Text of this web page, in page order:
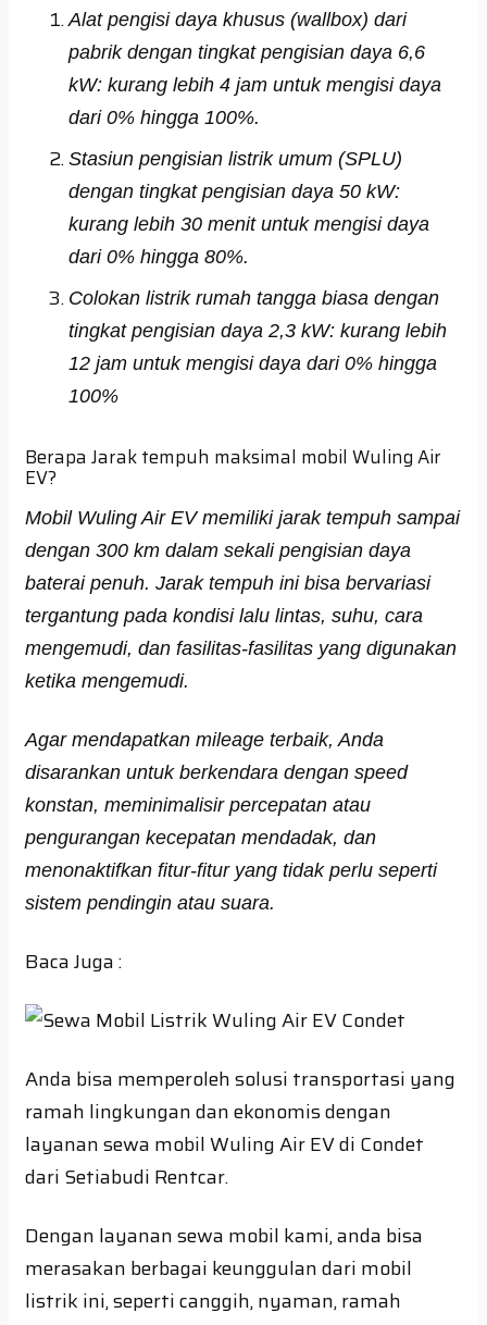
Alat pengisi daya khusus (wallbox) dari
pabrik dengan tingkat pengisian daya 6,6
kW: kurang lebih 4 jam untuk mengisi daya
dari 0% hingga 100%.
Stasiun pengisian listrik umum (SPLU)
dengan tingkat pengisian daya 50 kW:
kurang lebih 30 menit untuk mengisi daya
dari 0% hingga 80%.
Colokan listrik rumah tangga biasa dengan
tingkat pengisian daya 2,3 kW: kurang lebih
12 jam untuk mengisi daya dari 0% hingga
100%
Berapa Jarak tempuh maksimal mobil Wuling Air
EV?
Mobil Wuling Air EV memiliki jarak tempuh sampai
dengan 300 km dalam sekali pengisian daya
baterai penuh. Jarak tempuh ini bisa bervariasi
tergantung pada kondisi lalu lintas, suhu, cara
mengemudi, dan fasilitas-fasilitas yang digunakan
ketika mengemudi.
Agar mendapatkan mileage terbaik, Anda
disarankan untuk berkendara dengan speed
konstan, meminimalisir percepatan atau
pengurangan kecepatan mendadak, dan
menonaktifkan fitur-fitur yang tidak perlu seperti
sistem pendingin atau suara.
Baca Juga :
Anda bisa memperoleh solusi transportasi yang
ramah lingkungan dan ekonomis dengan
layanan sewa mobil Wuling Air EV di Condet
dari Setiabudi Rentcar.
Dengan layanan sewa mobil kami, anda bisa
merasakan berbagai keunggulan dari mobil
listrik ini, seperti canggih, nyaman, ramah